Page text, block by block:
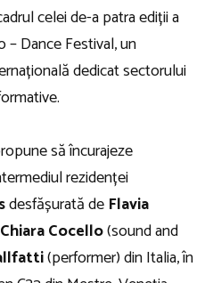
celei de-a patra ediții a
Dance Festival, un
dedicat sectorului
să încurajeze
rezidenței
desfășurată de Flavia
Chiara Cocello(sound and
(performer) din Italia, în